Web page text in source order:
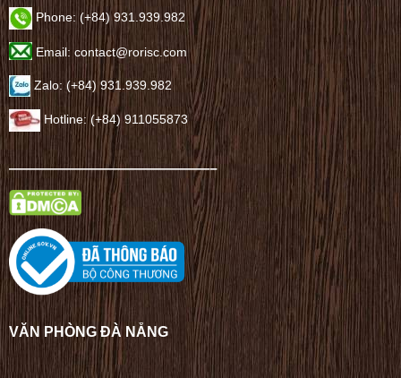
Phone: (+84) 931.939.982
Email: contact@rorisc.com
Zalo: (+84) 931.939.982
Hotline: (+84) 911055873
——————————————–
VĂN PHÒNG ĐÀ NẴNG